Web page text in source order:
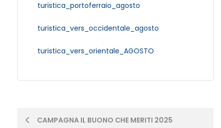
turistica_portoferraio_agosto
turistica_vers_occidentale_agosto
turistica_vers_orientale_AGOSTO
PostCAMPAGNA IL BUONO CHE MERITI 2025